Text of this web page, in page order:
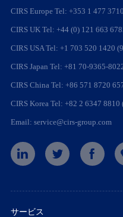
CIRS Europe Tel: +353 1 477
CIRS UK Tel: +44 (0) 121 663
CIRS USA Tel: +1 703 520 1420
CIRS Japan Tel: +81 70-9365-
CIRS China Tel: +86 571 8720
CIRS Korea Tel: +82 2 6347
Email: service@cirs-group.com
サービス